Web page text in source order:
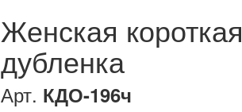
Женская короткая
дубленка
Арт. КДО-196ч